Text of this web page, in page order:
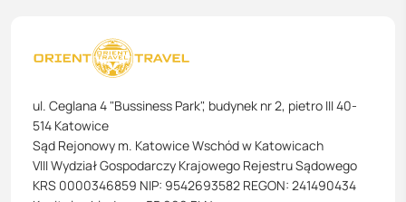
ul. Ceglana 4 "Bussiness Park", budynek nr 2, pietro III 40-
514 Katowice
Sąd Rejonowy m. Katowice Wschód w Katowicach
VIII Wydział Gospodarczy Krajowego Rejestru Sądowego
KRS 0000346859 NIP: 9542693582 REGON: 241490434